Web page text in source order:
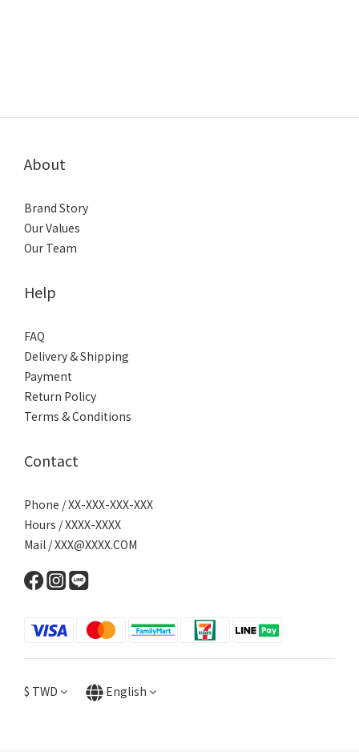
About
Brand Story
Our Values
Our Team
Help
FAQ
Delivery & Shipping
Payment
Return Policy
Terms & Conditions
Contact
Phone / XX-XXX-XXX-XXX
Hours / XXXX-XXXX
Mail / XXX@XXXX.COM
$ TWD English